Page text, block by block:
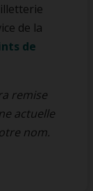
de la
de
remise
actuelle
nom.